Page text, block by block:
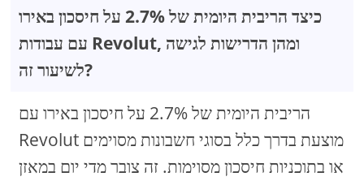
כיצד הריבית היומית של 2.7% על חיסכון באירו
עם עבודות Revolut, ומהן הדרישות לגישה
לשיעור זה?
הריבית היומית של 2.7% על חיסכון באירו עם
Revolut מוצעת בדרך כלל בסוגי חשבונות מסוימים
או בתוכניות חיסכון מסוימות. זה צובר מדי יום במאזן